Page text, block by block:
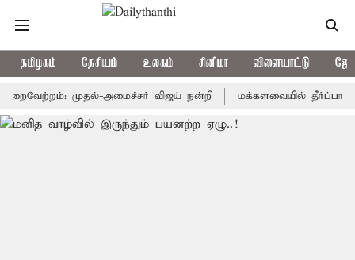
தமிழகம் தேசியம் உலகம் சினிமா விளையாட்டு
முதல்-அமைச்சர் விஜய் நன்றி மக்களவையில் தீர்ப்பாய